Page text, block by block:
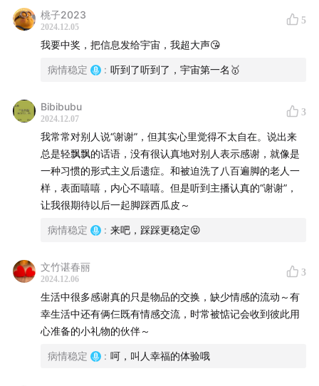
没想到，这本书成了我十多年的枕边读物（可能是硬枕对
颈椎好🤣）
她说：“母性美好、无穷尽的耐心和慷慨大方的原型，也是
人之初，得到了这份爱，就得到了“来自爱的客体的一份独
特礼物”，婴儿想保留它，这就是感恩的基础。也是“一个
人信任自身美好的基础”。
爱的客体对我们一次次说“是”，我们才有能力对生命说
“是”，才对世界和他人保有相信，也才能“病情稳定”。
的听友们对病情稳定说“是”。
我们的运气都不会太差！
#章节速览
桃子2023
2024.12.05
5
我要中奖，把信息发给宇宙，我超大声😘
病情稳定 : 听到了听到了，宇宙第一名🥇
Bibibubu
2024.12.07
3
我常常对别人说“谢谢”，但其实心里觉得不太自在。说出来
总是轻飘飘的话语，没有很认真地对别人表示感谢，就像是
一种习惯的形式主义后遗症。和被迫洗了八百遍脚的老人一
样，表面嘻嘻，内心不嘻嘻。但是听到主播认真的“谢谢”，
让我很期待以后一起脚踩西瓜皮～
病情稳定 : 来吧，踩踩更稳定😝
文竹谌春丽
2024.12.06
3
生活中很多感谢真的只是物品的交换，缺少情感的流动～有
幸生活中还有俩仨既有情感交流，时常被惦记会收到彼此用
心准备的小礼物的伙伴～
病情稳定 : 呵，叫人幸福的体验哦